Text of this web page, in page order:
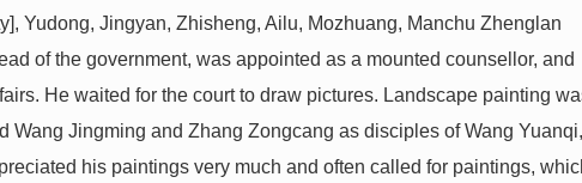
Yudong, Jingyan, Zhisheng, Ailu, Mozhuang, Manchu Zhenglan
of the government, was appointed as a mounted counsellor, and
He waited for the court to draw pictures. Landscape painting
Wang Jingming and Zhang Zongcang as disciples of Wang Yuanqi,
his paintings very much and often called for paintings,